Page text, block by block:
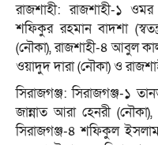
রাজশাহী: রাজশাহী-১
শফিকুর রহমান বাদশা
(নৌকা), রাজশাহী-৪ আবুল
ওয়াদুদ দারা (নৌকা) ও
সিরাজগঞ্জ: সিরাজগঞ্জ-১
জান্নাত আরা হেনরী
সিরাজগঞ্জ-৪ শফিকুল